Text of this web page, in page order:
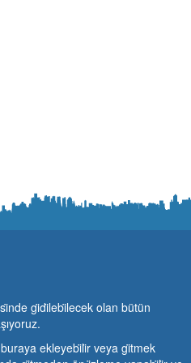
gi̇di̇lebi̇lecek olan bütün
buraya ekleyebi̇li̇r veya gi̇tmek